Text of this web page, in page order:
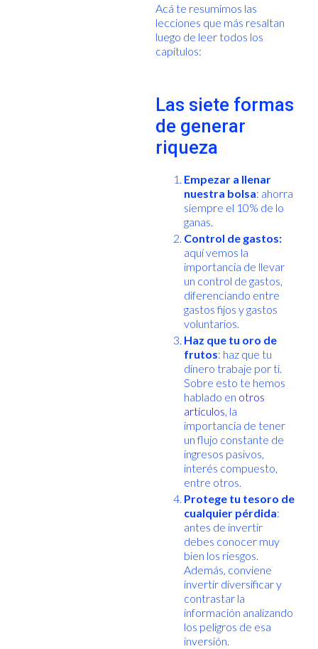
Acá te resumimos las
lecciones que más resaltan
luego de leer todos los
capítulos:
Las siete formas
de generar
riqueza
Empezar a llenar
nuestra bolsa: ahorra
siempre el 10% de lo
ganas.
Control de gastos:
aquí vemos la
importancia de llevar
un control de gastos,
diferenciando entre
gastos fijos y gastos
voluntarios.
Haz que tu oro de
frutos: haz que tu
dinero trabaje por ti.
Sobre esto te hemos
hablado en otros
artículos , la
importancia de tener
un flujo constante de
ingresos pasivos,
interés compuesto,
entre otros.
Protege tu tesoro de
cualquier pérdida:
antes de invertir
debes conocer muy
bien los riesgos.
Además, conviene
invertir diversificar y
contrastar la
información analizando
los peligros de esa
inversión.